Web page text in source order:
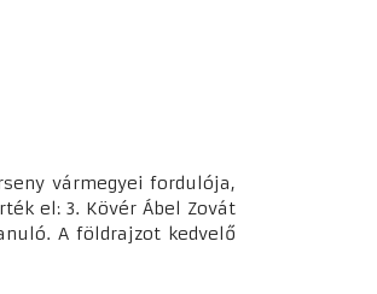
vármegyei fordulója,
el: 3. Kövér Ábel Zovát
A földrajzot kedvelő